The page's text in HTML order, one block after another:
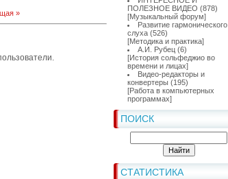
ПОЛЕЗНОЕ ВИДЕО (878)
[Музыкальный форум]
Развитие гармонического
слуха (526)
[Методика и практика]
А.И. Рубец (6)
[История сольфеджио во
времени и лицах]
Видео-редакторы и
конвертеры (195)
[Работа в компьютерных
программах]
ПОИСК
СТАТИСТИКА
»